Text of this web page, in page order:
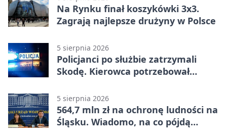
Na Rynku finał koszykówki 3x3.
Zagrają najlepsze drużyny w Polsce
5 sierpnia 2026
Policjanci po służbie zatrzymali
Skodę. Kierowca potrzebował
5 sierpnia 2026
564,7 mln zł na ochronę ludności na
Śląsku. Wiadomo, na co pójdą